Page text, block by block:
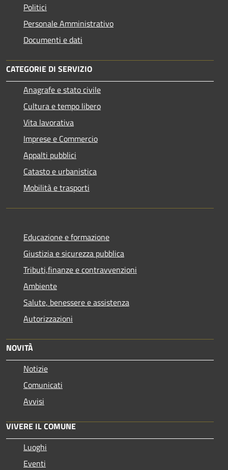
Politici
Personale Amministrativo
Documenti e dati
CATEGORIE DI SERVIZIO
Anagrafe e stato civile
Cultura e tempo libero
Vita lavorativa
Imprese e Commercio
Appalti pubblici
Catasto e urbanistica
Mobilità e trasporti
Educazione e formazione
Giustizia e sicurezza pubblica
Tributi,finanze e contravvenzioni
Ambiente
Salute, benessere e assistenza
Autorizzazioni
NOVITÀ
Notizie
Comunicati
Avvisi
VIVERE IL COMUNE
Luoghi
Eventi